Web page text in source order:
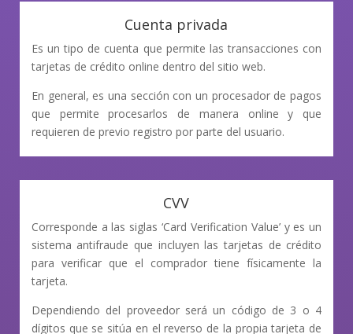
Cuenta privada
Es un tipo de cuenta que permite las transacciones con
tarjetas de crédito online dentro del sitio web.
En general, es una sección con un procesador de pagos
que permite procesarlos de manera online y que
requieren de previo registro por parte del usuario.
CVV
Corresponde a las siglas ‘Card Verification Value’ y es un
sistema antifraude que incluyen las tarjetas de crédito
para verificar que el comprador tiene físicamente la
tarjeta.
Dependiendo del proveedor será un código de 3 o 4
dígitos que se sitúa en el reverso de la propia tarjeta de